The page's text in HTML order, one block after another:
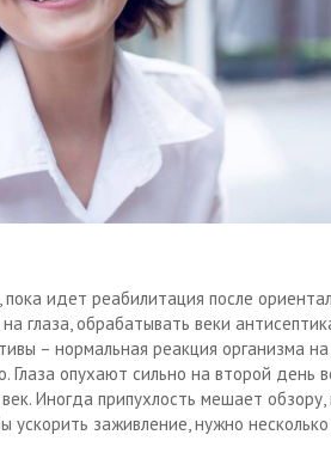
идет реабилитация после
глаза, обрабатывать веки
– нормальная реакция организма
Глаза опухают сильно на второй день
Иногда припухлость мешает
ускорить заживление, нужно